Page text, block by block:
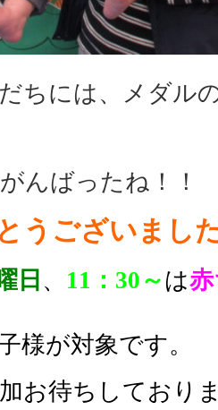
ちには、メダル
んばったね！！
うございまし
日 、 11：30～ は
様が対象です。
お待ちしており